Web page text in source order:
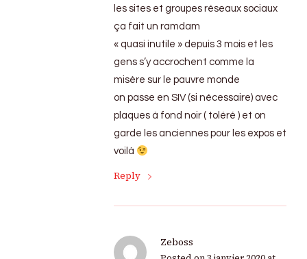
les sites et groupes réseaux sociaux
ça fait un ramdam
« quasi inutile » depuis 3 mois et les
gens s’y accrochent comme la
misère sur le pauvre monde
on passe en SIV (si nécessaire) avec
plaques à fond noir ( toléré ) et on
garde les anciennes pour les expos et
voilà
Reply
Zeboss